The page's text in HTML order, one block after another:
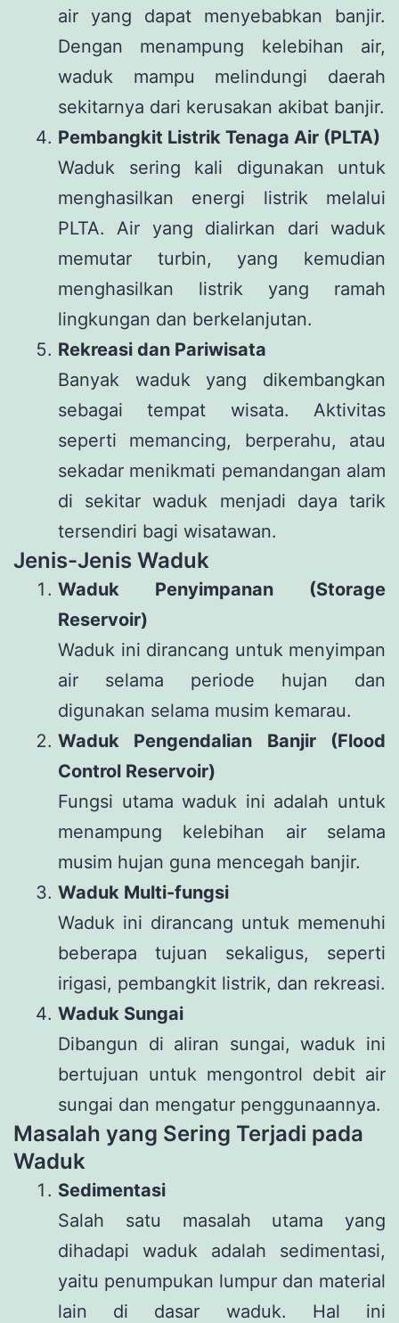
air yang dapat menyebabkan banjir.
Dengan menampung kelebihan air,
waduk mampu melindungi daerah
sekitarnya dari kerusakan akibat banjir.
Pembangkit Listrik Tenaga Air (PLTA)
Waduk sering kali digunakan untuk
menghasilkan energi listrik melalui
PLTA. Air yang dialirkan dari waduk
memutar turbin, yang kemudian
menghasilkan listrik yang ramah
lingkungan dan berkelanjutan.
Rekreasi dan Pariwisata
Banyak waduk yang dikembangkan
sebagai tempat wisata. Aktivitas
seperti memancing, berperahu, atau
sekadar menikmati pemandangan alam
di sekitar waduk menjadi daya tarik
tersendiri bagi wisatawan.
Jenis-Jenis Waduk
Waduk Penyimpanan (Storage
Reservoir)
Waduk ini dirancang untuk menyimpan
air selama periode hujan dan
digunakan selama musim kemarau.
Waduk Pengendalian Banjir (Flood
Control Reservoir)
Fungsi utama waduk ini adalah untuk
menampung kelebihan air selama
musim hujan guna mencegah banjir.
Waduk Multi-fungsi
Waduk ini dirancang untuk memenuhi
beberapa tujuan sekaligus, seperti
irigasi, pembangkit listrik, dan rekreasi.
Waduk Sungai
Dibangun di aliran sungai, waduk ini
bertujuan untuk mengontrol debit air
sungai dan mengatur penggunaannya.
Masalah yang Sering Terjadi pada
Waduk
Sedimentasi
Salah satu masalah utama yang
dihadapi waduk adalah sedimentasi,
yaitu penumpukan lumpur dan material
lain di dasar waduk. Hal ini